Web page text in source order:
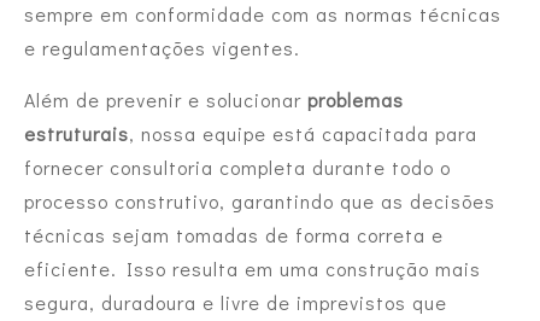
sempre em conformidade com as normas técnicas
e regulamentações vigentes.
Além de prevenir e solucionar problemas
estruturais, nossa equipe está capacitada para
fornecer consultoria completa durante todo o
processo construtivo, garantindo que as decisões
técnicas sejam tomadas de forma correta e
eficiente. Isso resulta em uma construção mais
segura, duradoura e livre de imprevistos que